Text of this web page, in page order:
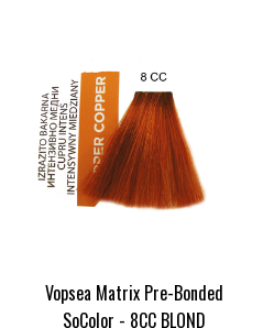
Vopsea Matrix Pre-Bonded
SoColor - 8CC BLOND